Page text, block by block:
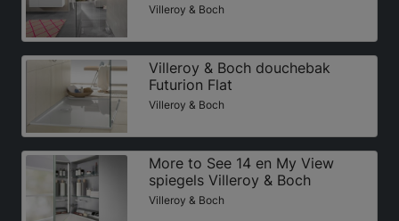
Villeroy & Boch
Villeroy & Boch douchebak
Futurion Flat
Villeroy & Boch
More to See 14 en My View
spiegels Villeroy & Boch
Villeroy & Boch